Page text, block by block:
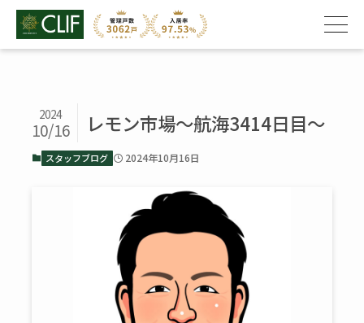
レモン市場～航海3414日目～
2024
10/16
スタッフブログ 2024年10月16日